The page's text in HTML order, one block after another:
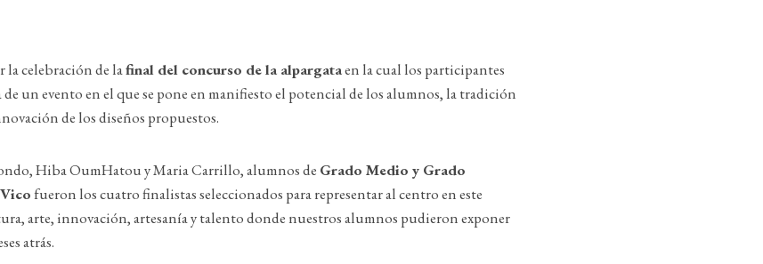
la celebración de lafinal del concurso de la alpargataen la cual los participantes
de un evento en el que se pone en manifiesto el potencial de los alumnos, la tradición
de los diseños propuestos.
Hiba OumHatou y Maria Carrillo, alumnos de Grado Medio y Grado
fueron los cuatro finalistas seleccionados para representar al centro en este
arte, innovación, artesanía y talento donde nuestros alumnos pudieron exponer
atrás.